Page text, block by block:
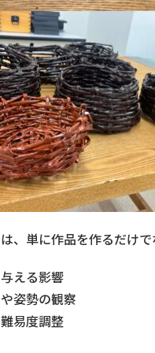
、単に作品を作るだけ
える影響
姿勢の観察
易度調整